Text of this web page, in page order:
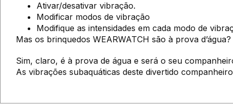
Ativar/desativar vibração.
Modificar modos de vibração
Modifique as intensidades em cada modo de
Mas os brinquedos WEARWATCH são à prova d’água?
Sim, claro, é à prova de água e será o seu
As vibrações subaquáticas deste divertido